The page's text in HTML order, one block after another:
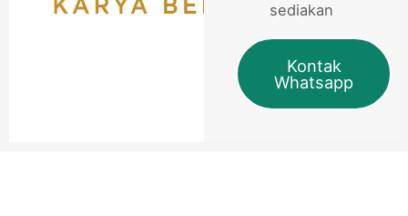
sediakan
Kontak
Whatsapp